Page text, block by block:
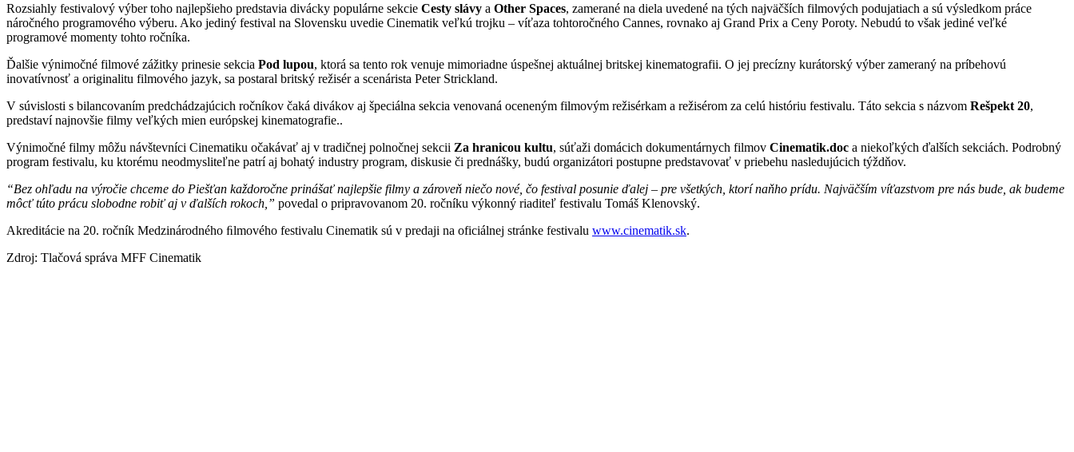
Rozsiahly festivalový výber toho najlepšieho predstavia divácky populárne sekcie Cesty slávy a Other Spaces, zamerané na diela uvedené na tých najväčších filmových podujatiach a sú výsledkom práce
náročného programového výberu. Ako jediný festival na Slovensku uvedie Cinematik veľkú trojku – víťaza tohtoročného Cannes, rovnako aj Grand Prix a Ceny Poroty. Nebudú to však jediné veľké
programové momenty tohto ročníka.
Ďalšie výnimočné filmové zážitky prinesie sekcia Pod lupou, ktorá sa tento rok venuje mimoriadne úspešnej aktuálnej britskej kinematografii. O jej precízny kurátorský výber zameraný na príbehovú
inovatívnosť a originalitu filmového jazyk, sa postaral britský režisér a scenárista Peter Strickland.
V súvislosti s bilancovaním predchádzajúcich ročníkov čaká divákov aj špeciálna sekcia venovaná oceneným filmovým režisérkam a režisérom za celú históriu festivalu. Táto sekcia s názvom Rešpekt 20,
predstaví najnovšie filmy veľkých mien európskej kinematografie..
Výnimočné filmy môžu návštevníci Cinematiku očakávať aj v tradičnej polnočnej sekcii Za hranicou kultu, súťaži domácich dokumentárnych filmov Cinematik.doc a niekoľkých ďalších sekciách. Podrobný
program festivalu, ku ktorému neodmysliteľne patrí aj bohatý industry program, diskusie či prednášky, budú organizátori postupne predstavovať v priebehu nasledujúcich týždňov.
“Bez ohľadu na výročie chceme do Piešťan každoročne prinášať najlepšie filmy a zároveň niečo nové, čo festival posunie ďalej – pre všetkých, ktorí naňho prídu. Najväčším víťazstvom pre nás bude, ak budeme
môcť túto prácu slobodne robiť aj v ďalších rokoch,” povedal o pripravovanom 20. ročníku výkonný riaditeľ festivalu Tomáš Klenovský.
Akreditácie na 20. ročník Medzinárodného ﬁlmového festivalu Cinematik sú v predaji na oficiálnej stránke festivalu www.cinematik.sk.
Zdroj: Tlačová správa MFF Cinematik